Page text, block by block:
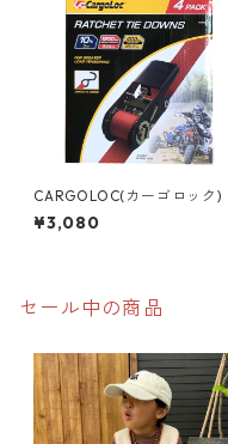
CARGOLOC(カーゴロック)
フック ラチェットタイダウン
ベルト 3ｍ 【4本セット】 負
¥3,080
セール中の商品